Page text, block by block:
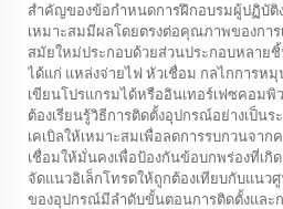
สำคัญของข้อกำหนดการฝึกอบรมผู้ปฏิบัติ
เหมาะสมมีผลโดยตรงต่อคุณภาพของการ
สมัยใหม่ประกอบด้วยส่วนประกอบหลาย
ได้แก่ แหล่งจ่ายไฟ หัวเชื่อม กลไกการห
เขียนโปรแกรมได้หรืออินเทอร์เฟซคอมพิ
ต้องเรียนรู้วิธีการติดตั้งอุปกรณ์อย่างเป็นร
เคเบิลให้เหมาะสมเพื่อลดการรบกวนจา
เชื่อมให้มั่นคงเพื่อป้องกันข้อบกพร่องที่เกิ
จัดแนวอิเล็กโทรดให้ถูกต้องเทียบกับแนว
ของอุปกรณ์มีลำดับขั้นตอนการติดตั้งและก